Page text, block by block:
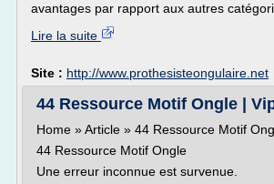
avantages par rapport aux autres
Lire la suite
Site : http://www.prothesisteongulaire.net
44 Ressource Motif Ongle |
Home » Article » 44 Ressource Motif
44 Ressource Motif Ongle
Une erreur inconnue est survenue.